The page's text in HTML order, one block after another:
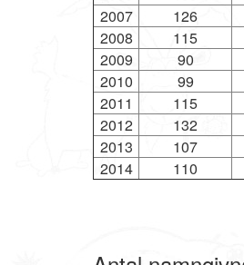
2007
126
2008
115
2009
90
2010
99
2011
115
2012
132
2013
107
2014
110